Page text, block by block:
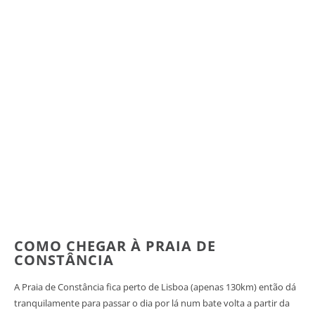
COMO CHEGAR À PRAIA DE
CONSTÂNCIA
A Praia de Constância fica perto de Lisboa (apenas 130km) então dá
tranquilamente para passar o dia por lá num bate volta a partir da